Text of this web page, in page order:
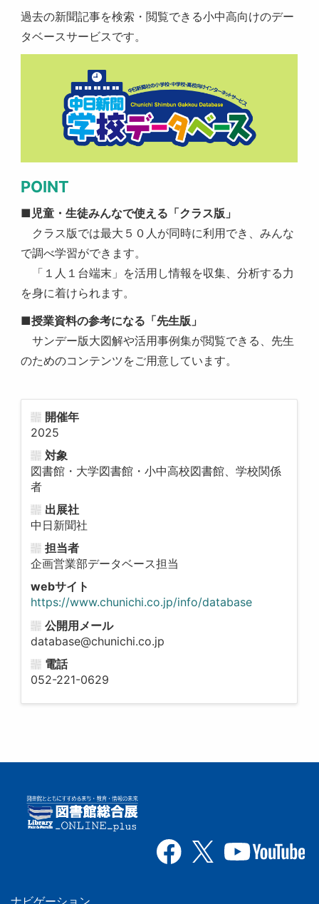
過去の新聞記事を検索・閲覧できる小中高向けのデー
タベースサービスです。
POINT
■児童・生徒みんなで使える「クラス版」
クラス版では最大５０人が同時に利用でき、みんな
で調べ学習ができます。
「１人１台端末」を活用し情報を収集、分析する力
を身に着けられます。
■授業資料の参考になる「先生版」
サンデー版大図解や活用事例集が閲覧できる、先生
のためのコンテンツをご用意しています。
開催年
2025
対象
図書館・大学図書館・小中高校図書館、学校関係
者
出展社
中日新聞社
担当者
企画営業部データベース担当
webサイト
https://www.chunichi.co.jp/info/database
公開用メール
database@chunichi.co.jp
電話
052-221-0629
ナビゲーション